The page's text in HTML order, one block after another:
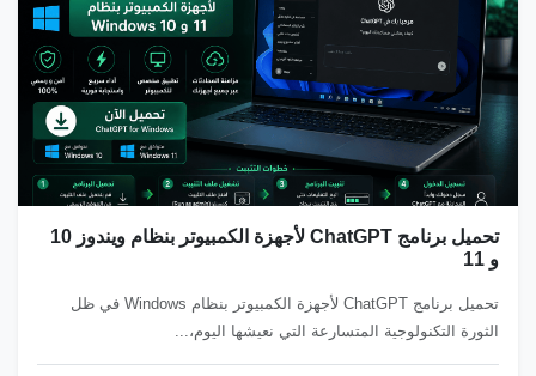
تحميل برنامج ChatGPT لأجهزة الكمبيوتر بنظام ويندوز 10
و 11
تحميل برنامج ChatGPT لأجهزة الكمبيوتر بنظام Windows في ظل
الثورة التكنولوجية المتسارعة التي نعيشها اليوم،...